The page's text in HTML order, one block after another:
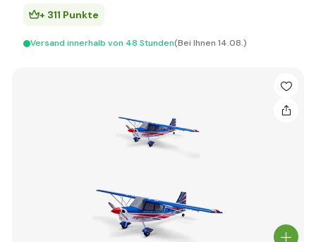
+ 311 Punkte
Versand innerhalb von 48 Stunden(Bei Ihnen 14.08.)